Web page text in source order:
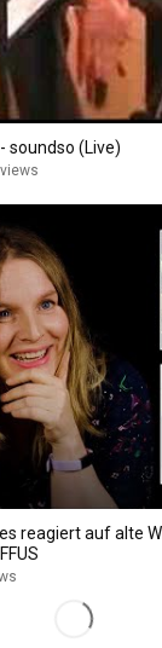
soundso (Live)
reagiert auf alte